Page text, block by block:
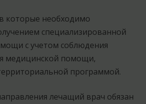
которые необходимо
специализированной
с учетом соблюдения
медицинской помощи,
программой.
лечащий врач обязан